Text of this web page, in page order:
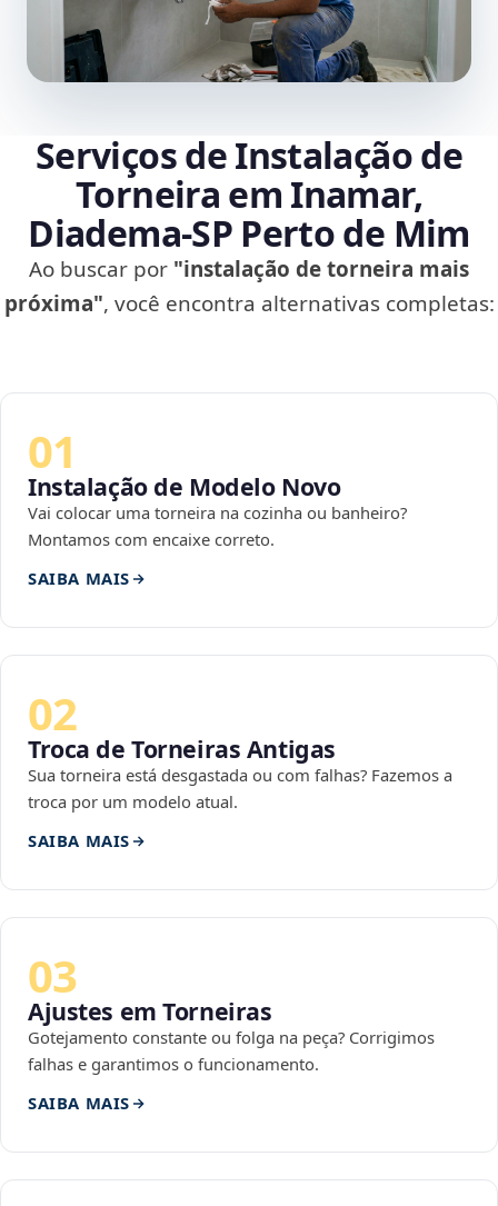
Serviços de Instalação de
Torneira em Inamar,
Diadema‑SP Perto de Mim
Ao buscar por "instalação de torneira mais
próxima", você encontra alternativas completas:
01
Instalação de Modelo Novo
Vai colocar uma torneira na cozinha ou banheiro?
Montamos com encaixe correto.
SAIBA MAIS
02
Troca de Torneiras Antigas
Sua torneira está desgastada ou com falhas? Fazemos a
troca por um modelo atual.
SAIBA MAIS
03
Ajustes em Torneiras
Gotejamento constante ou folga na peça? Corrigimos
falhas e garantimos o funcionamento.
SAIBA MAIS